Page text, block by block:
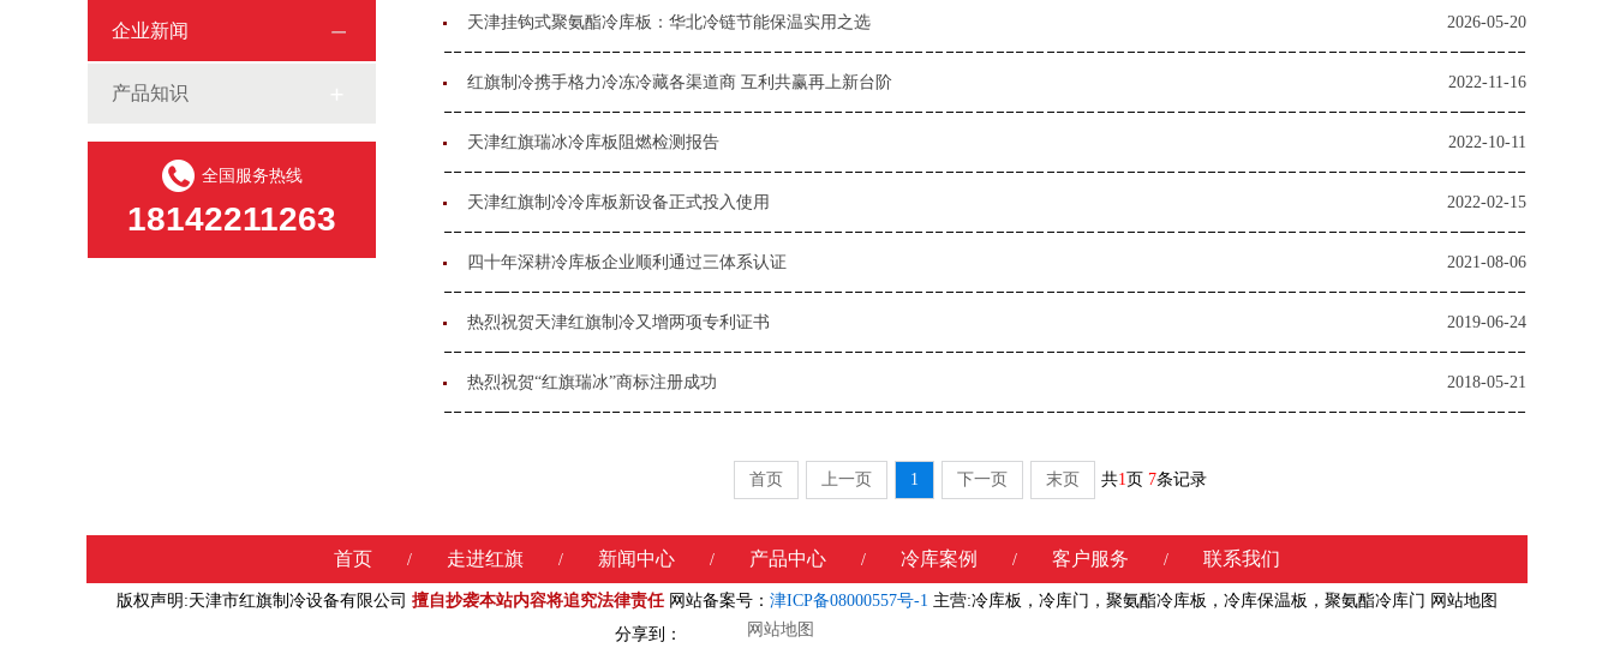
企业新闻
产品知识
全国服务热线
18142211263
2026-05-20
天津挂钩式聚氨酯冷库板：华北冷链节能保温实用之选
2022-11-16
红旗制冷携手格力冷冻冷藏各渠道商 互利共赢再上新台阶
2022-10-11
天津红旗瑞冰冷库板阻燃检测报告
2022-02-15
天津红旗制冷冷库板新设备正式投入使用
2021-08-06
四十年深耕冷库板企业顺利通过三体系认证
2019-06-24
热烈祝贺天津红旗制冷又增两项专利证书
2018-05-21
热烈祝贺“红旗瑞冰”商标注册成功
首页 上一页 1 下一页 末页 共1页 7条记录
首页 / 走进红旗 / 新闻中心 / 产品中心 / 冷库案例 / 客户服务 / 联系我们
版权声明:天津市红旗制冷设备有限公司 擅自抄袭本站内容将追究法律责任网站备案号： 津ICP备08000557号-1 主营:冷库板，冷库门，聚氨酯冷库板，冷库保温板，聚氨酯冷库门 网站地图
分享到：
网站地图